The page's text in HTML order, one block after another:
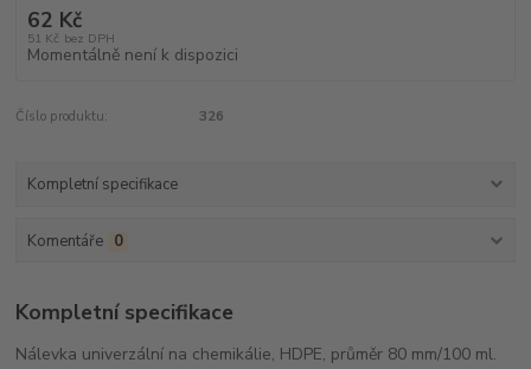
62 Kč
51 Kč bez DPH
Momentálně není k dispozici
Číslo produktu: 326
Kompletní specifikace
Komentáře 0
Kompletní specifikace
Nálevka univerzální na chemikálie, HDPE, průměr 80 mm/100 ml.